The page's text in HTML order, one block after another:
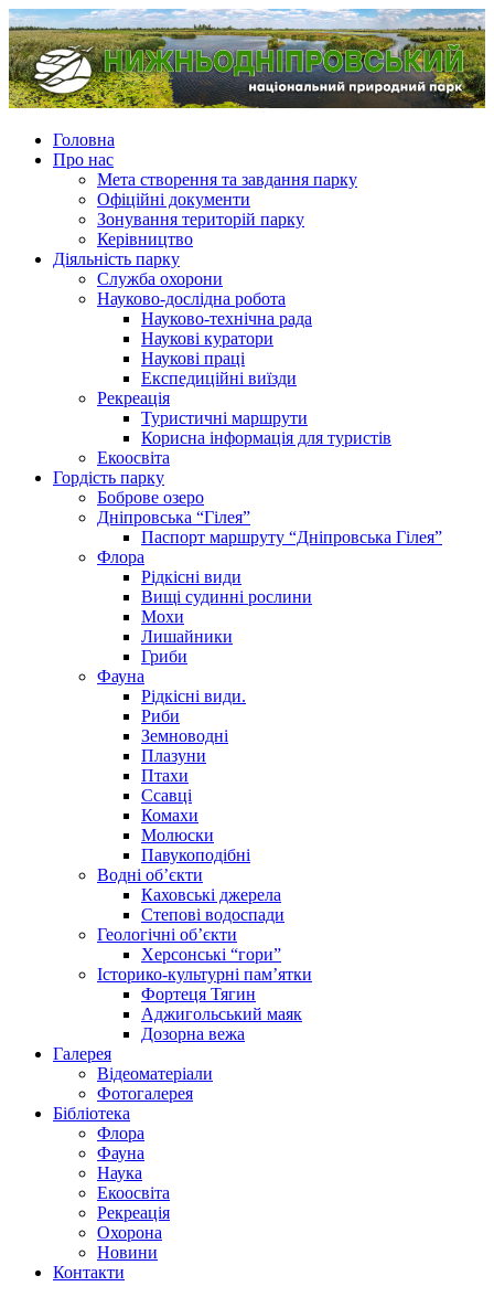
Головна
Про нас
Мета створення та завдання парку
Офіційні документи
Зонування територій парку
Керівництво
Діяльність парку
Служба охорони
Науково-дослідна робота
Науково-технічна рада
Наукові куратори
Наукові праці
Експедиційні виїзди
Рекреація
Туристичні маршрути
Корисна інформація для туристів
Екоосвіта
Гордість парку
Боброве озеро
Дніпровська “Гілея”
Паспорт маршруту “Дніпровська Гілея”
Флора
Рідкісні види
Вищі судинні рослини
Мохи
Лишайники
Гриби
Фауна
Рідкісні види.
Риби
Земноводні
Плазуни
Птахи
Ссавці
Комахи
Молюски
Павукоподібні
Водні об’єкти
Каховські джерела
Степові водоспади
Геологічні об’єкти
Херсонські “гори”
Історико-культурні пам’ятки
Фортеця Тягин
Аджигольський маяк
Дозорна вежа
Галерея
Відеоматеріали
Фотогалерея
Бібліотека
Флора
Фауна
Наука
Екоосвіта
Рекреація
Охорона
Новини
Контакти